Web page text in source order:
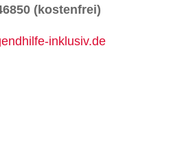
(kostenfrei)
inklusiv.de